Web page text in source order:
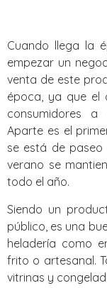
Cuando llega la
empezar un
venta de este
época, ya que el
consumidores
Aparte es el
se está de
verano se
todo el año.
Siendo un
público, es una
heladería como
frito o artesanal.
vitrinas y